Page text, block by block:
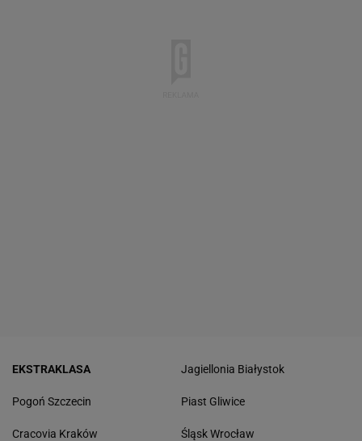
EKSTRAKLASA
Pogoń Szczecin
Cracovia Kraków
Jagiellonia Białystok
Piast Gliwice
Śląsk Wrocław